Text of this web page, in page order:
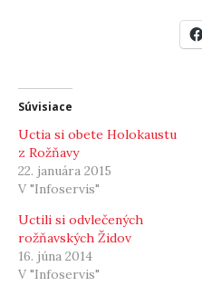
Súvisiace
Uctia si obete Holokaustu
z Rožňavy
22. januára 2015
V "Infoservis"
Uctili si odvlečených
rožňavských Židov
16. júna 2014
V "Infoservis"